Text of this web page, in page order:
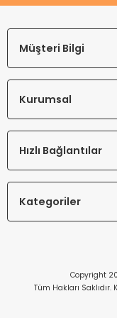
Müşteri Bilgi
Kurumsal
Hızlı Bağlantılar
Kategoriler
Copyright
Tüm Hakları